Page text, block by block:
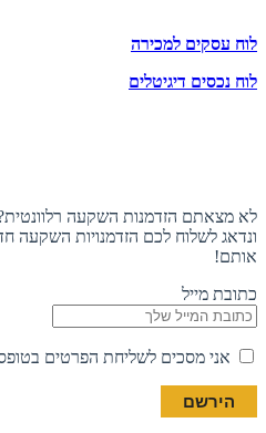
לוח עסקים למכירה
לוח נכסים דיגיטלים
לא מצאתם הזדמנות השקעה
ונדאג לשלוח לכם הזדמנויות השקעה
אותם!
כתובת מייל
אני מסכים לשליחת הפרטים